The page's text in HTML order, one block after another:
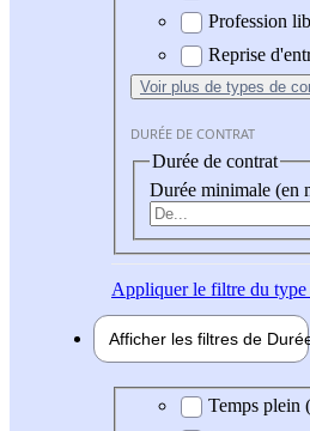
Profession
Reprise
Voir plus de types de
DURÉE DE CONTRAT
Durée de contrat
Durée minimale (en
Appliquerle filtre du type
Afficher les filtres de
Durée hebdomadaire
Temps plein